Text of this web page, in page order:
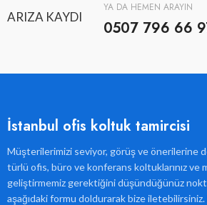
ARIZA KAYDI
YA DA HEMEN ARAYIN
0507 796 66
İstanbul ofis koltuk tamircisi
Müşterilerimizi seviyor, görüş ve önerilerine
türlü ofis, büro ve konferans koltuklarınız ve
geliştirmemiz gerektiğini düşündüğünüz
aşağıdaki formu doldurarak bize iletebilirsiniz.